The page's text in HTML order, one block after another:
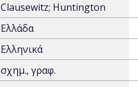
Clausewitz; Huntington
Ελλάδα
Ελληνικά
σχημ., γραφ.